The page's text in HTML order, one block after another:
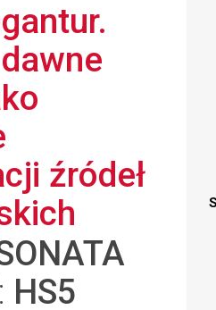
źródeł
HS5